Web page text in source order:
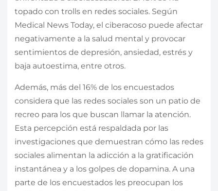
topado con trolls en redes sociales. Según
Medical News Today, el ciberacoso puede afectar
negativamente a la salud mental y provocar
sentimientos de depresión, ansiedad, estrés y
baja autoestima, entre otros.
Además, más del 16% de los encuestados
considera que las redes sociales son un patio de
recreo para los que buscan llamar la atención.
Esta percepción está respaldada por las
investigaciones que demuestran cómo las redes
sociales alimentan la adicción a la gratificación
instantánea y a los golpes de dopamina. A una
parte de los encuestados les preocupan los